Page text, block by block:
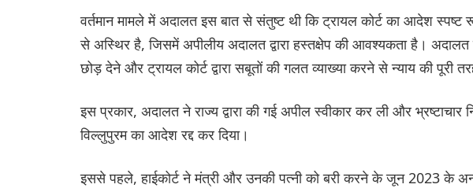
वर्तमान मामले में अदालत इस बात से संतुष्ट थी कि ट्रायल कोर्ट का आदेश
से अस्थिर है, जिसमें अपीलीय अदालत द्वारा हस्तक्षेप की आवश्यकता है।
छोड़ देने और ट्रायल कोर्ट द्वारा सबूतों की गलत व्याख्या करने से न्याय की पूरी
इस प्रकार, अदालत ने राज्य द्वारा की गई अपील स्वीकार कर ली और भ्रष्टाचार
विल्लुपुरम का आदेश रद्द कर दिया।
इससे पहले, हाईकोर्ट ने मंत्री और उनकी पत्नी को बरी करने के जून 2023 के